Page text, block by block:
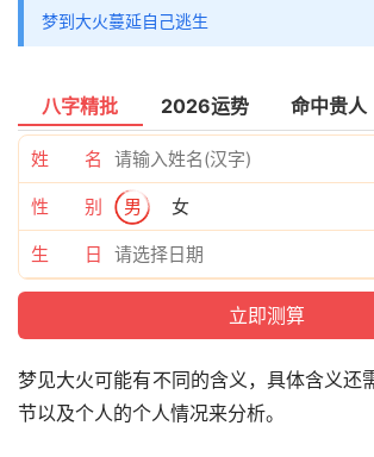
梦到大火蔓延自己逃生
八字精批 2026运势 命中贵人
姓 名
性 别 男 女
生 日
梦见大火可能有不同的含义，具体含义还
节以及个人的个人情况来分析。